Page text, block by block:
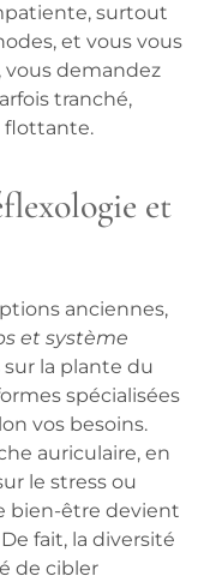
surtout
et vous vous
demandez
tranché,
flottante.
et
anciennes,
et système
sur la plante du
spécialisées
vos besoins.
auriculaire, en
le stress ou
bien-être devient
De fait, la diversité
de cibler